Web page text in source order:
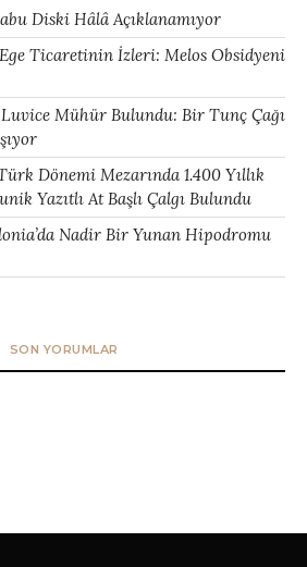
Diski Hâlâ Açıklanamıyor
Ege Ticaretinin İzleri: Melos Obsidyeni
Luvice Mühür Bulundu: Bir Tunç Çağı
Dönemi Mezarında 1.400 Yıllık
Yazıtlı At Başlı Çalgı Bulundu
Nadir Bir Yunan Hipodromu
SON YORUMLAR